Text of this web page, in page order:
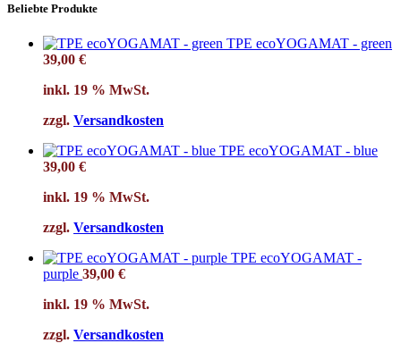
Beliebte Produkte
TPE ecoYOGAMAT - green
39,00 €
inkl. 19 % MwSt.
zzgl. Versandkosten
TPE ecoYOGAMAT - blue
39,00 €
inkl. 19 % MwSt.
zzgl. Versandkosten
TPE ecoYOGAMAT -
purple 39,00 €
inkl. 19 % MwSt.
zzgl. Versandkosten